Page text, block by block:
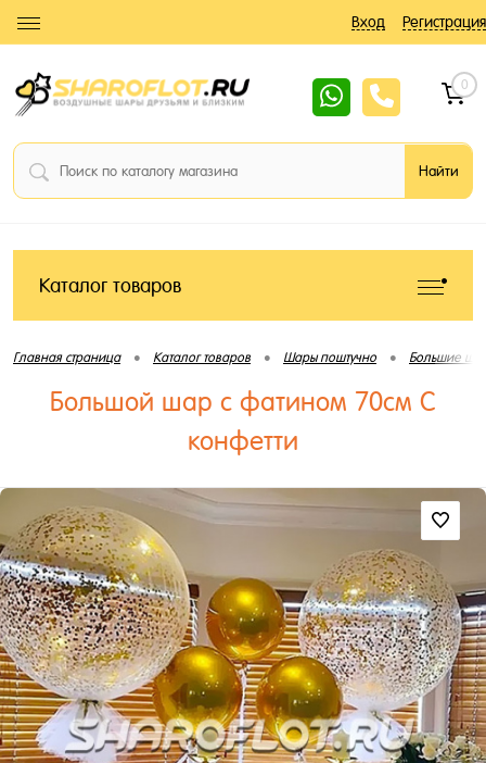
Вход Регистрация
0
Каталог товаров
Главная страница • Каталог товаров • Шары поштучно • Большие
Большой шар с фатином 70см С
конфетти